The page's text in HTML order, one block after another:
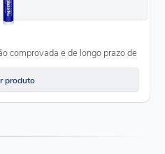
comprovada e de longo prazo de
produto